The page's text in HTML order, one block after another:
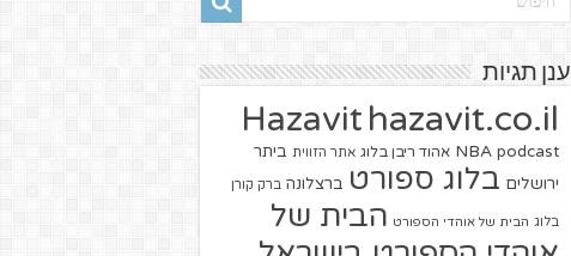
ענן תגיות
Hazavit hazavit.co.il
NBA podcast אהוד ריבן בלוג אתר הזווית ביתר
ירושלים בלוג ספורט ברצלונה ברק קורן
בלוג הבית של אוהדי הספורט הבית של